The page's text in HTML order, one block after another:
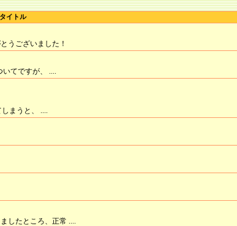
イトル
うございました！
てですが、 ....
まうと、 ....
したところ、正常 ....